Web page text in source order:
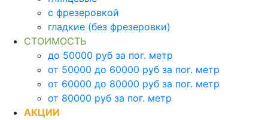
с фрезеровкой
гладкие (без фрезеровки)
СТОИМОСТЬ
до 50000 руб за пог. метр
от 50000 до 60000 руб за пог. метр
от 60000 до 80000 руб за пог. метр
от 80000 руб за пог. метр
АКЦИИ